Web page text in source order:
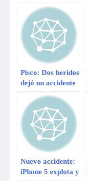
en Arequipa
Pisco: Dos heridos
dejó un accidente
Panamericana
Sur
Nuevo accidente:
iPhone 5 explota y